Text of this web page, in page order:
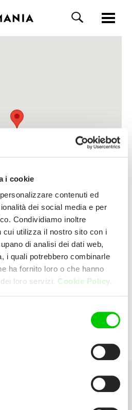
i cookie
contenuti ed
dei social media e per
Condividiamo inoltre
cui utilizza il nostro sito con i
di analisi dei dati web,
i quali potrebbero combinarle
ha fornito loro o che hanno
loro servizi. Cookie Policy.